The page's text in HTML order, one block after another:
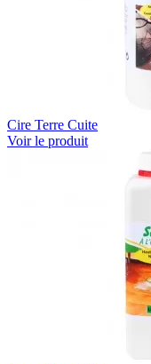
Cire Terre Cuite
Voir le produit